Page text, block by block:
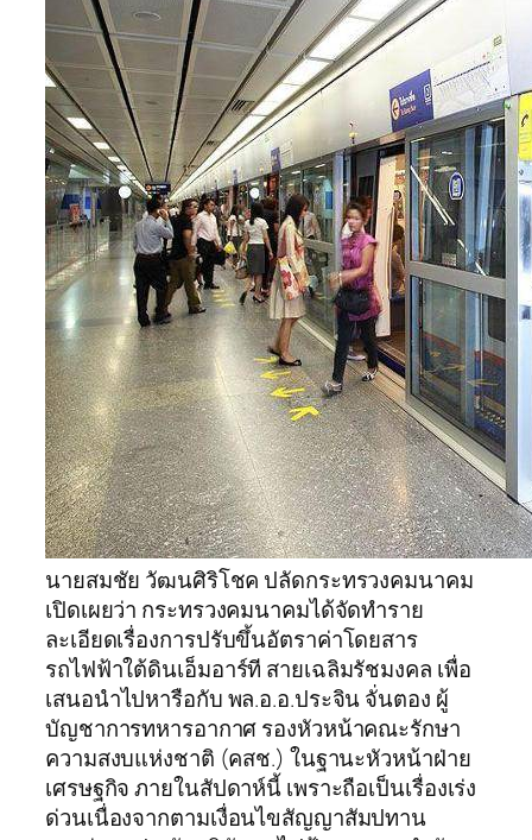
นายสมชัย วัฒนศิริโชค ปลัดกระทรวงคมนาคม
เปิดเผยว่า กระทรวงคมนาคมได้จัดทำราย
ละเอียดเรื่องการปรับขึ้นอัตราค่าโดยสาร
รถไฟฟ้าใต้ดินเอ็มอาร์ที สายเฉลิมรัชมงคล เพื่อ
เสนอนำไปหารือกับ พล.อ.อ.ประจิน จั่นตอง ผู้
บัญชาการทหารอากาศ รองหัวหน้าคณะรักษา
ความสงบแห่งชาติ (คสช.) ในฐานะหัวหน้าฝ่าย
เศรษฐกิจ ภายในสัปดาห์นี้ เพราะถือเป็นเรื่องเร่ง
ด่วนเนื่องจากตามเงื่อนไขสัญญาสัมปทาน